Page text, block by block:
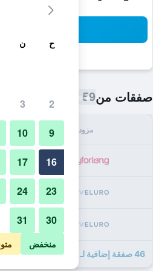
صفقات من59 ﷼
مزود
46 صفقة إضافية لـ ‫نوفوتيل البرشاء دبي‬
ح ن
2
3
9
10
16
17
23
24
30
31
منخفض